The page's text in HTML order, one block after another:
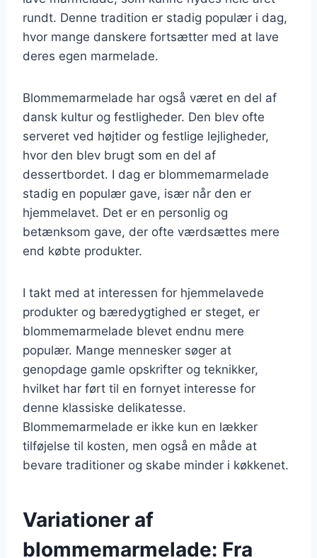
rundt. Denne tradition er stadig populær i dag,
hvor mange danskere fortsætter med at lave
deres egen marmelade.
Blommemarmelade har også været en del af
dansk kultur og festligheder. Den blev ofte
serveret ved højtider og festlige lejligheder,
hvor den blev brugt som en del af
dessertbordet. I dag er blommemarmelade
stadig en populær gave, især når den er
hjemmelavet. Det er en personlig og
betænksom gave, der ofte værdsættes mere
end købte produkter.
I takt med at interessen for hjemmelavede
produkter og bæredygtighed er steget, er
blommemarmelade blevet endnu mere
populær. Mange mennesker søger at
genopdage gamle opskrifter og teknikker,
hvilket har ført til en fornyet interesse for
denne klassiske delikatesse.
Blommemarmelade er ikke kun en lækker
tilføjelse til kosten, men også en måde at
bevare traditioner og skabe minder i køkkenet.
Variationer af
blommemarmelade: Fra